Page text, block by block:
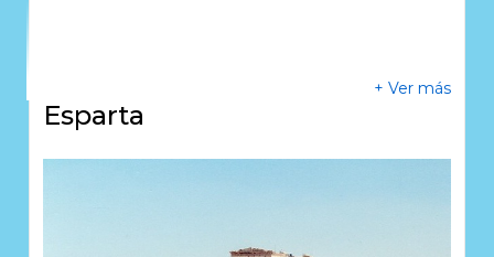
+ Ver más
Esparta